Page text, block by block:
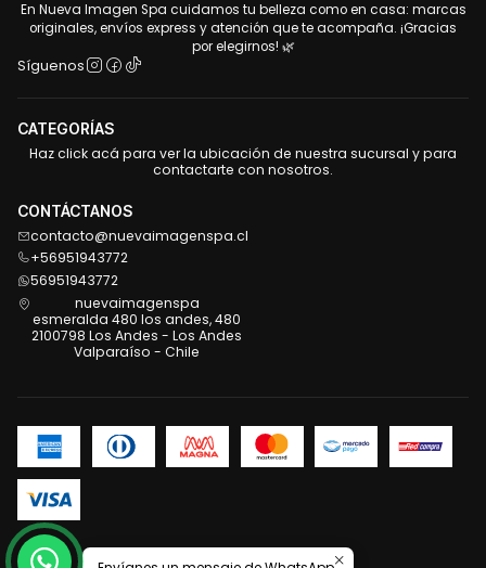
En Nueva Imagen Spa cuidamos tu belleza como en casa: marcas
originales, envíos express y atención que te acompaña. ¡Gracias
por elegirnos! 🌿
Síguenos
CATEGORÍAS
Haz click acá para ver la ubicación de nuestra sucursal y para
contactarte con nosotros.
CONTÁCTANOS
contacto@nuevaimagenspa.cl
+56951943772
56951943772
nuevaimagenspa
esmeralda 480 los andes, 480
2100798 Los Andes - Los Andes
Valparaíso - Chile